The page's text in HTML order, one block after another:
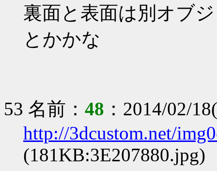
裏面と表面は別オブ
とかかな
53 名前： 48 ：2014/02/
http://3dcustom.net/
(181KB:3E207880.jpg)